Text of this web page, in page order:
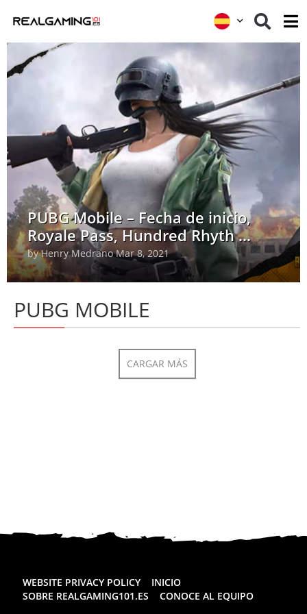
PUBG Mobile – Fecha de inicio,
Royale Pass, Hundred Rhyth ...
byHenry Medrano Mar 8, 2021
PUBG MOBILE
CARGAR MÁS
WEBSITE PRIVACY POLICY
INICIO
SOBRE REALGAMING101.ES
CONOCE AL EQUIPO